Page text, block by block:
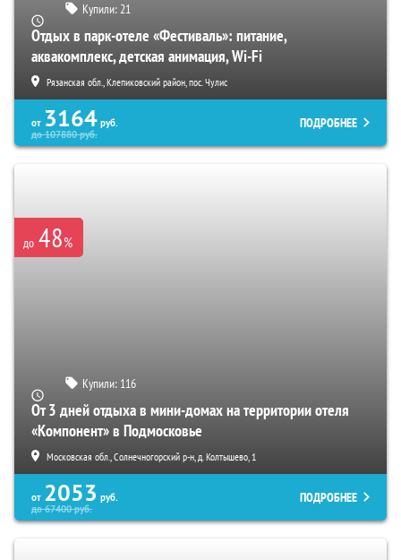
Купили: 21
Отдых в парк-отеле «Фестиваль»: питание,
аквакомплекс, детская анимация, Wi-Fi
Рязанская обл., Клепиковский район, пос. Чулис
от 3164 руб.
до107880руб.
ПОДРОБНЕЕ
до 48%
Купили: 116
От 3 дней отдыха в мини-домах на территории отеля
«Компонент» в Подмосковье
Московская обл., Солнечногорский р-н, д. Колтышево, 1
от 2053 руб.
до67400руб.
ПОДРОБНЕЕ